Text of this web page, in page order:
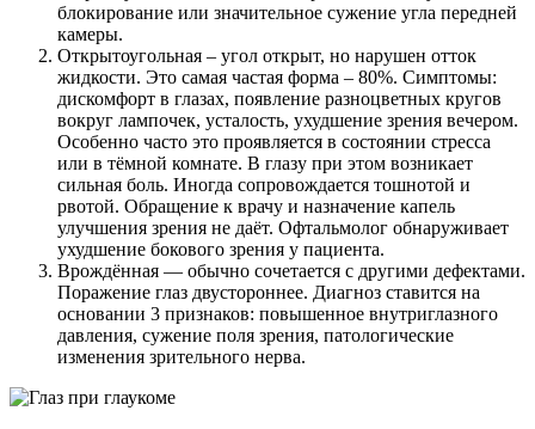
блокирование или значительное сужение угла передней
камеры.
Открытоугольная – угол открыт, но нарушен отток
жидкости. Это самая частая форма – 80%. Симптомы:
дискомфорт в глазах, появление разноцветных кругов
вокруг лампочек, усталость, ухудшение зрения вечером.
Особенно часто это проявляется в состоянии стресса
или в тёмной комнате. В глазу при этом возникает
сильная боль. Иногда сопровождается тошнотой и
рвотой. Обращение к врачу и назначение капель
улучшения зрения не даёт. Офтальмолог обнаруживает
ухудшение бокового зрения у пациента.
Врождённая — обычно сочетается с другими дефектами.
Поражение глаз двустороннее. Диагноз ставится на
основании 3 признаков: повышенное внутриглазного
давления, сужение поля зрения, патологические
изменения зрительного нерва.